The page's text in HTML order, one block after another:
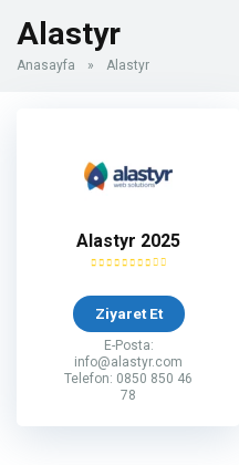
Alastyr
Anasayfa » Alastyr
Alastyr 2025
Ziyaret Et
E-Posta:
info@alastyr.com
Telefon: 0850 850 46
78